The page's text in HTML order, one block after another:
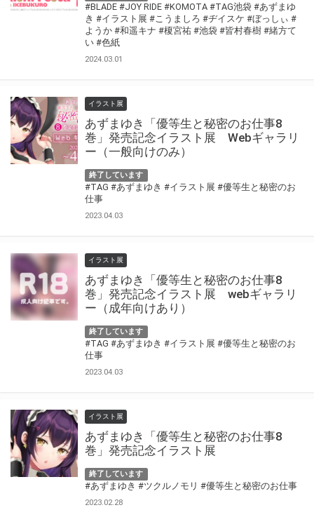
#BLADE #JOY RIDE #KOMOTA #TAG池袋 #あずまゆ
き #イラスト展 #こうましろ #ヂイスケ #ぼっしぃ #
ようか #和遥キナ #榎宮祐 #池袋 #皆村春樹 #緒方て
い #色紙
2024.03.01
イラスト展
あずまゆき「優等生と秘密のお仕事8
巻」発売記念イラスト展 Webギャラリ
ー（一般向けのみ）
終了しています
#TAG #あずまゆき #イラスト展 #優等生と秘密のお
仕事
2023.04.03
イラスト展
あずまゆき「優等生と秘密のお仕事8
巻」発売記念イラスト展 webギャラリ
ー（成年向けあり）
終了しています
#TAG #あずまゆき #イラスト展 #優等生と秘密のお
仕事
2023.04.03
イラスト展
あずまゆき「優等生と秘密のお仕事8
巻」発売記念イラスト展
終了しています
#あずまゆき #ツクルノモリ #優等生と秘密のお仕事
2023.02.28